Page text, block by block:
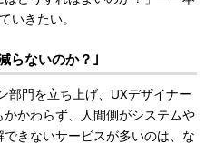
いきたい。
らないのか？｣
門を立ち上げ、UXデザイナー
かわらず、人間側がシステムや
きないサービスが多いのは、な